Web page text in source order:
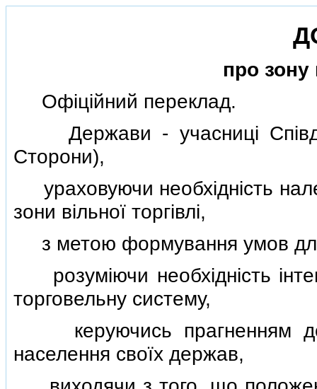
про зону
Офiцiйний переклад.
Держави - учасницi
Сторони),
ураховуючи необхiднiсть
зони вiльної торгiвлi,
з метою формування умов
розумiючи необхiднiсть
торговельну систему,
керуючись прагненням до
населення своїх держав,